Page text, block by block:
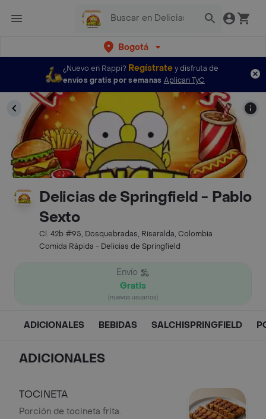
Bogotá
¿Nuevo en Rappi? Regístratey disfruta de
envíos gratis por semanas Aplican TyC
Delicias de Springfield - Pablo
Sexto
Cl. 42b #95, Dosquebradas, Risaralda, Colombia
Comida Rápida - Delicias de Springfield
Envío
Gratis
(nuevos usuarios)
ADICIONALES BEBIDAS SALCHISPRINGFIELD
ADICIONALES
TOCINETA
Porción de tocineta frita.